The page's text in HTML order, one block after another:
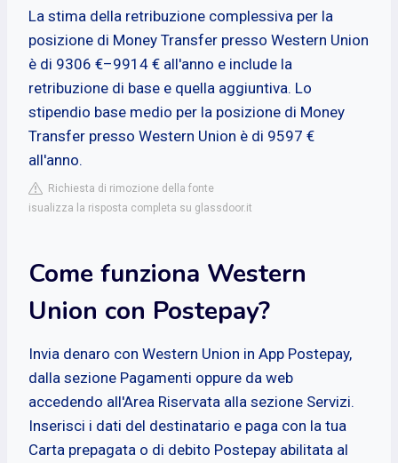
La stima della retribuzione complessiva per la
posizione di Money Transfer presso Western Union
è di 9306 €–9914 € all'anno e include la
retribuzione di base e quella aggiuntiva. Lo
stipendio base medio per la posizione di Money
Transfer presso Western Union è di 9597 €
all'anno.
Richiesta di rimozione della fonte
isualizza la risposta completa su glassdoor.it
Come funziona Western
Union con Postepay?
Invia denaro con Western Union in App Postepay,
dalla sezione Pagamenti oppure da web
accedendo all'Area Riservata alla sezione Servizi.
Inserisci i dati del destinatario e paga con la tua
Carta prepagata o di debito Postepay abilitata al